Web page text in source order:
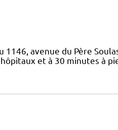
avenue du Père
et à 30 minutes à